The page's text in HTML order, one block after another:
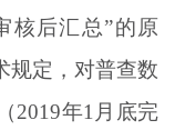
核后汇总”的原
规定，对普查数
2019年1月底完